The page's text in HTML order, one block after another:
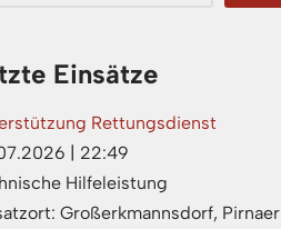
Einsätze
Rettungsdienst
| 22:49
Hilfeleistung
Großerkmannsdorf, Pirnaer